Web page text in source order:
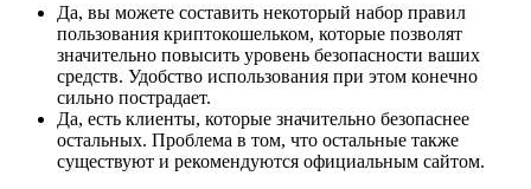
Да, вы можете составить некоторый набор правил
пользования криптокошельком, которые позволят
значительно повысить уровень безопасности ваших
средств. Удобство использования при этом конечно
сильно пострадает.
Да, есть клиенты, которые значительно безопаснее
остальных. Проблема в том, что остальные также
существуют и рекомендуются официальным сайтом.